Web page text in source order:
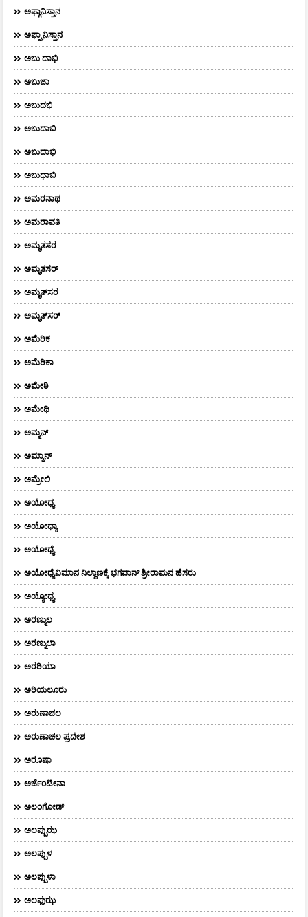
ಅಫ್ಗಾನಿಸ್ತಾನ
ಅಫ್ಘಾನಿಸ್ತಾನ
ಅಬು ದಾಭಿ
ಅಬುಜಾ
ಅಬುದಭಿ
ಅಬುದಾಬಿ
ಅಬುದಾಭಿ
ಅಬುಧಾಬಿ
ಅಮರನಾಥ
ಅಮರಾವತಿ
ಅಮೃತಸರ
ಅಮೃತಸರ್
ಅಮೃತ್‌ಸರ
ಅಮೃತ್​ಸರ್​
ಅಮೆರಿಕ
ಅಮೆರಿಕಾ
ಅಮೇಠಿ
ಅಮೇಥಿ
ಅಮ್ಮನ್‌
ಅಮ್ಮಾನ್
ಅಮ್ರೇಲಿ
ಅಯೋಧ್ಯ
ಅಯೋಧ್ಯಾ
ಅಯೋಧ್ಯೆ
ಅಯೋಧ್ಯೆವಿಮಾನ ನಿಲ್ದಾಣಕ್ಕೆ ಭಗವಾನ್ ಶ್ರೀರಾಮನ ಹೆಸರು
ಅಯ್ಯೋಧ್ಯ
ಅರಣ್ಮುಲ
ಅರಣ್ಮುಲಾ
ಅರರಿಯಾ
ಅರಿಯಲೂರು
ಅರುಣಾಚಲ
ಅರುಣಾಚಲ ಪ್ರದೇಶ
ಅರೂಷಾ
ಅರ್ಜೆಂಟೀನಾ
ಅಲಂಗೋಡ್
ಅಲಪ್ಪುಝ
ಅಲಪ್ಪುಳ
ಅಲಪ್ಪುಳಾ
ಅಲಫುಝ